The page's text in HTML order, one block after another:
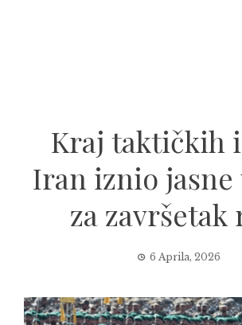
Kraj taktičkih
Iran iznio jasne
za završetak
6 Aprila, 2026